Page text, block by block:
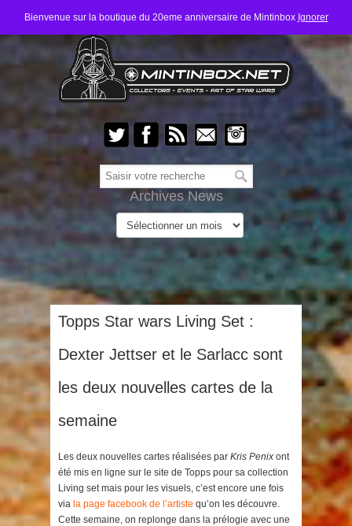
Bienvenue sur la boutique du 20eme anniversaire de Mintinbox Ignorer
Archives News
Topps Star wars Living Set :
Dexter Jettser et le Sarlacc sont
les deux nouvelles cartes de la
semaine
Les deux nouvelles cartes réalisées par Kris Penix ont
été mis en ligne sur le site de Topps pour sa collection
Living set mais pour les visuels, c’est encore une fois
via la page facebook de l’artiste qu’on les découvre.
Cette semaine, on replonge dans la prélogie avec une